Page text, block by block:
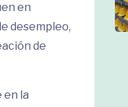
en
desempleo,
de
en la